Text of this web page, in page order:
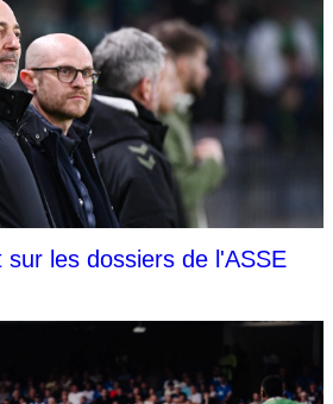
les dossiers de l'ASSE